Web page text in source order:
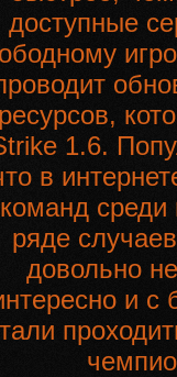
доступные
ресурсов,
1.6.
в
команд среди
ряде
довольно
и с